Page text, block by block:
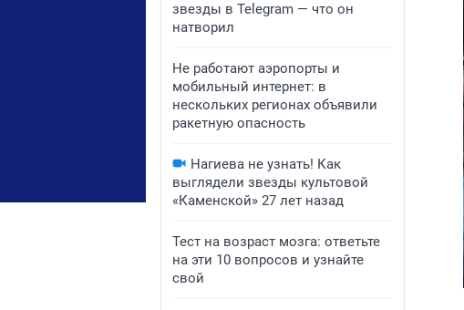
звезды в Telegram — что он
натворил
Не работают аэропорты и
мобильный интернет: в
нескольких регионах объявили
ракетную опасность
Нагиева не узнать! Как
выглядели звезды культовой
«Каменской» 27 лет назад
Тест на возраст мозга: ответьте
на эти 10 вопросов и узнайте
свой